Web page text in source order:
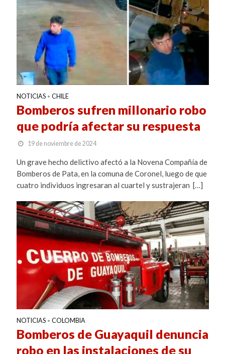
NOTICIAS • CHILE
Bomberos sufren millonario robo
que podría afectar su respuesta
19 de noviembre de 2024
Un grave hecho delictivo afectó a la Novena Compañía de
Bomberos de Pata, en la comuna de Coronel, luego de que
cuatro individuos ingresaran al cuartel y sustrajeran […]
NOTICIAS • COLOMBIA
Bomberos de Guayaquil denuncia
robo en las instalaciones de su